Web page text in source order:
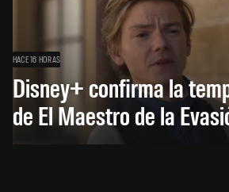
HACE 16 HORAS
Disney+ confirma la
de El Maestro de la